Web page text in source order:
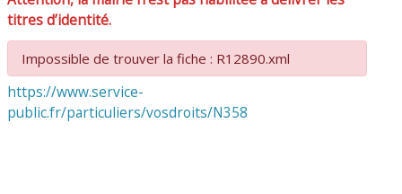
titres d’identité.
Impossible de trouver la fiche : R12890.xml
https://www.service-
public.fr/particuliers/vosdroits/N358